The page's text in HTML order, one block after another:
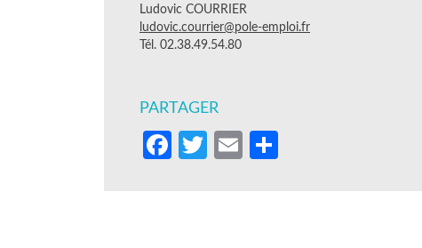
Ludovic COURRIER
ludovic.courrier@pole-emploi.fr
Tél. 02.38.49.54.80
PARTAGER
Facebook
Twitter
Email